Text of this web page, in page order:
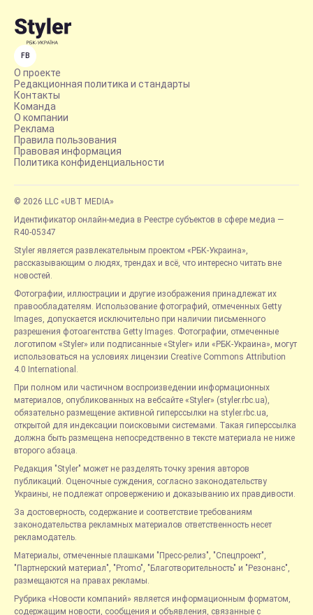
FB
О проекте
Редакционная политика и стандарты
Контакты
Команда
О компании
Реклама
Правила пользования
Правовая информация
Политика конфиденциальности
© 2026 LLC «UBT MEDIA»
Идентификатор онлайн-медиа в Реестре субъектов в сфере медиа —
R40-05347
Styler является развлекательным проектом «РБК-Украина»,
рассказывающим о людях, трендах и всё, что интересно читать вне
новостей.
Фотографии, иллюстрации и другие изображения принадлежат их
правообладателям. Использование фотографий, отмеченных Getty
Images, допускается исключительно при наличии письменного
разрешения фотоагентства Getty Images. Фотографии, отмеченные
логотипом «Styler» или подписанные «Styler» или «РБК-Украина», могут
использоваться на условиях лицензии Creative Commons Attribution
4.0 International.
При полном или частичном воспроизведении информационных
материалов, опубликованных на вебсайте «Styler» (styler.rbc.ua),
обязательно размещение активной гиперссылки на styler.rbc.ua,
открытой для индексации поисковыми системами. Такая гиперссылка
должна быть размещена непосредственно в тексте материала не ниже
второго абзаца.
Редакция "Styler" может не разделять точку зрения авторов
публикаций. Оценочные суждения, согласно законодательству
Украины, не подлежат опровержению и доказыванию их правдивости.
За достоверность, содержание и соответствие требованиям
законодательства рекламных материалов ответственность несет
рекламодатель.
Материалы, отмеченные плашками "Пресс-релиз", "Спецпроект",
"Партнерский материал", "Promo", "Благотворительность" и "Резонанс",
размещаются на правах рекламы.
Рубрика «Новости компаний» является информационным форматом,
содержащим новости, сообщения и объявления, связанные с